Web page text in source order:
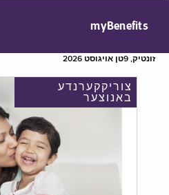
myBenefits
זונטיק, 9טן אויגוסט 2026
צוריקקערנדע
באנוצער